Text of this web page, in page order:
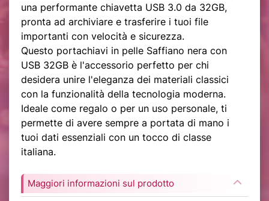
una performante chiavetta USB 3.0 da 32GB,
pronta ad archiviare e trasferire i tuoi file
importanti con velocità e sicurezza.
Questo portachiavi in pelle Saffiano nera con
USB 32GB è l'accessorio perfetto per chi
desidera unire l'eleganza dei materiali classici
con la funzionalità della tecnologia moderna.
Ideale come regalo o per un uso personale, ti
permette di avere sempre a portata di mano i
tuoi dati essenziali con un tocco di classe
italiana.
Maggiori informazioni sul prodotto